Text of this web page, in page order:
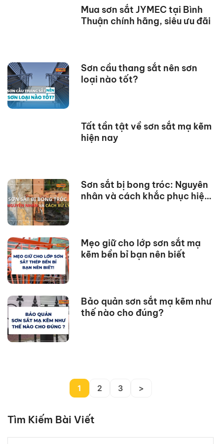
Mua sơn sắt JYMEC tại Bình
Thuận chính hãng, siêu ưu đãi
Sơn cầu thang sắt nên sơn
loại nào tốt?
Tất tần tật về sơn sắt mạ kẽm
hiện nay
Sơn sắt bị bong tróc: Nguyên
nhân và cách khắc phục hiệu
Mẹo giữ cho lớp sơn sắt mạ
kẽm bền bỉ bạn nên biết
Bảo quản sơn sắt mạ kẽm như
thế nào cho đúng?
1 2 3 >
Tìm Kiếm Bài Viết